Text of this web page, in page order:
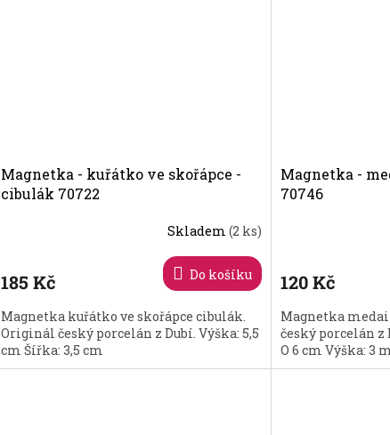
Magnetka - kuřátko ve skořápce -
cibulák 70722
Skladem (2 ks)
185 Kč Do košíku
Magnetka kuřátko ve skořápce cibulák.
Originál český porcelán z Dubí. Výška: 5,5
cm Šířka: 3,5 cm
Magnetka -
70746
120 Kč
Magnetka
český porcelán z
O 6 cm Výška: 3